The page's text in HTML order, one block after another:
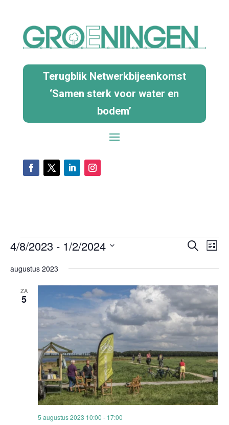
Terugblik Netwerkbijeenkomst
‘Samen sterk voor water en
bodem’
Evenementen
Zoeken
en
Zoeken
Lijst
4/8/2023 - 1/2/2024
een
datum.
augustus 2023
ZA
5
5 augustus 2023 10:00 - 17:00